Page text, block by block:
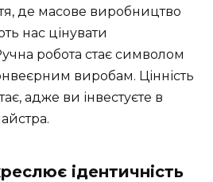
де масове виробництво
нас цінувати
робота стає символом
виробам. Цінність
адже ви інвестуєте в
ідентичність